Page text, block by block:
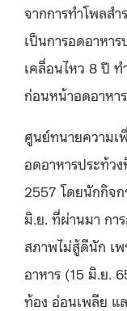
จากการทำโพลส
เป็นการอดอาหา
เคลื่อนไหว 8 ปี ท
ก่อนหน้าอดอาหา
ศูนย์ทนายความเ
อดอาหารประท้ว
2557โดยนักกิจก
มิ.ย. ที่ผ่านมา กา
สภาพไม่สู้ดีนัก เพ
อาหาร (15 มิ.ย.
ท้อง อ่อนเพลีย แ